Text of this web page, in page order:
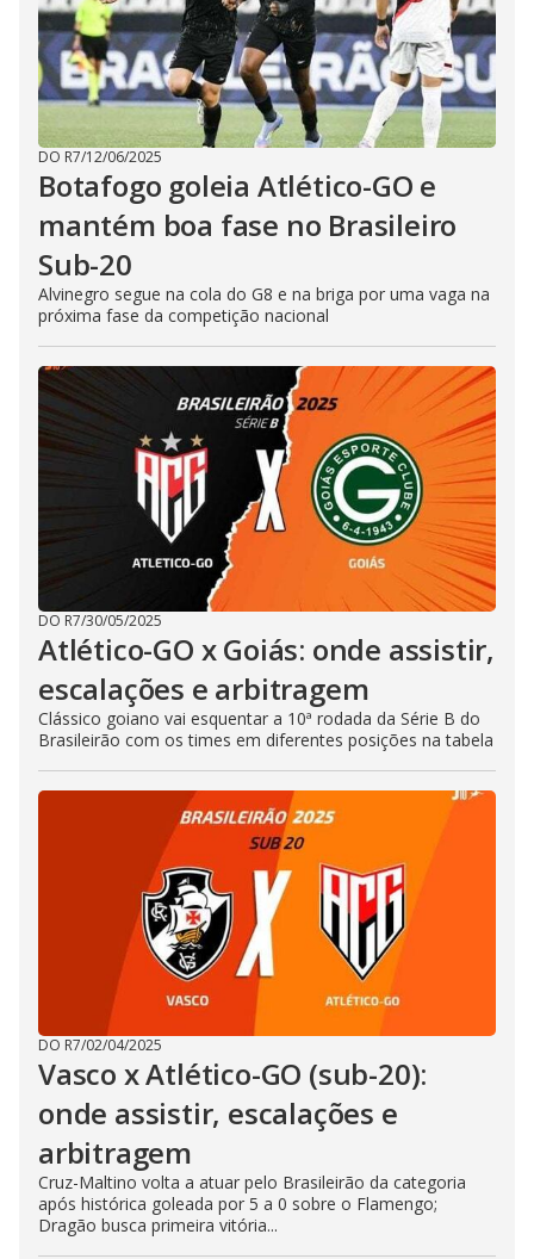
DO R7/12/06/2025
Botafogo goleia Atlético-GO e
mantém boa fase no Brasileiro
Sub-20
Alvinegro segue na cola do G8 e na briga por uma vaga na
próxima fase da competição nacional
DO R7/30/05/2025
Atlético-GO x Goiás: onde assistir,
escalações e arbitragem
Clássico goiano vai esquentar a 10ª rodada da Série B do
Brasileirão com os times em diferentes posições na tabela
DO R7/02/04/2025
Vasco x Atlético-GO (sub-20):
onde assistir, escalações e
arbitragem
Cruz-Maltino volta a atuar pelo Brasileirão da categoria
após histórica goleada por 5 a 0 sobre o Flamengo;
Dragão busca primeira vitória...